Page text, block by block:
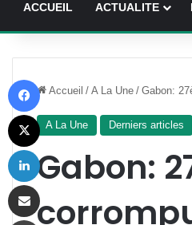
ACCUEIL ACTUALITE
Accueil / A La Une / Gabon:
A La Une Derniers articles
Gabon:
X
Imprimer